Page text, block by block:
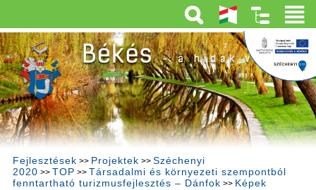
Fejlesztések >> Projektek >> Széchenyi
2020 >> TOP >> Társadalmi és környezeti szempontból
fenntartható turizmusfejlesztés – Dánfok >> Képek